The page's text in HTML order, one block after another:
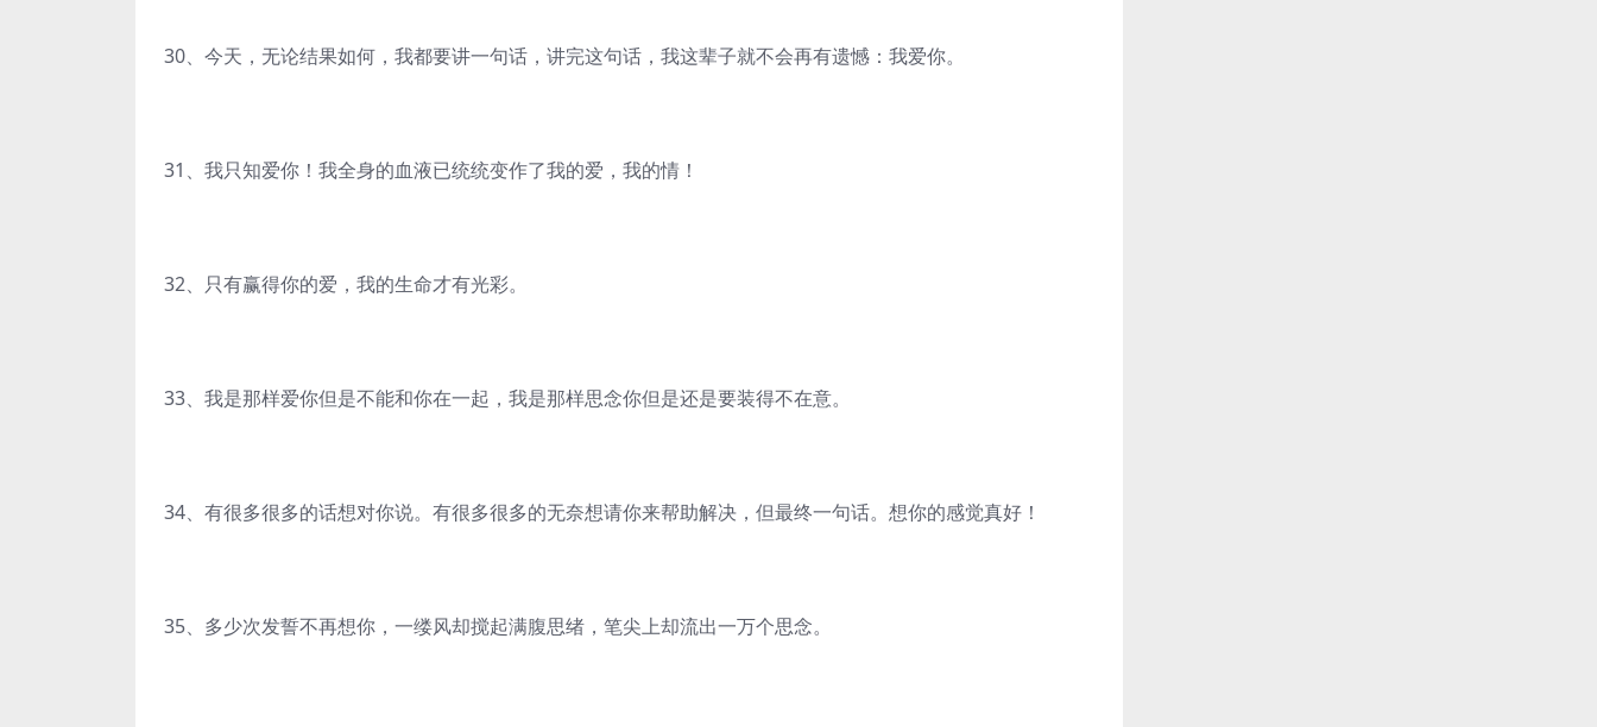
30、今天，无论结果如何，我都要讲一句话，讲完这句话，我这辈子就不会再有遗憾：我爱你。
31、我只知爱你！我全身的血液已统统变作了我的爱，我的情！
32、只有赢得你的爱，我的生命才有光彩。
33、我是那样爱你但是不能和你在一起，我是那样思念你但是还是要装得不在意。
34、有很多很多的话想对你说。有很多很多的无奈想请你来帮助解决，但最终一句话。想你的感觉真好！
35、多少次发誓不再想你，一缕风却搅起满腹思绪，笔尖上却流出一万个思念。